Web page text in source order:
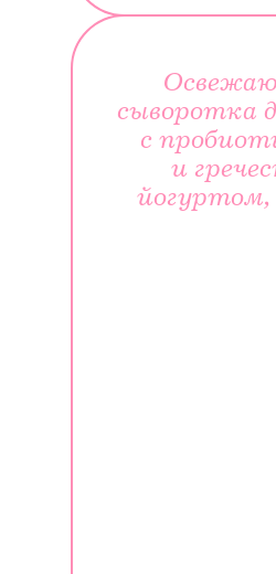
сыворотка
с
и
йогуртом,